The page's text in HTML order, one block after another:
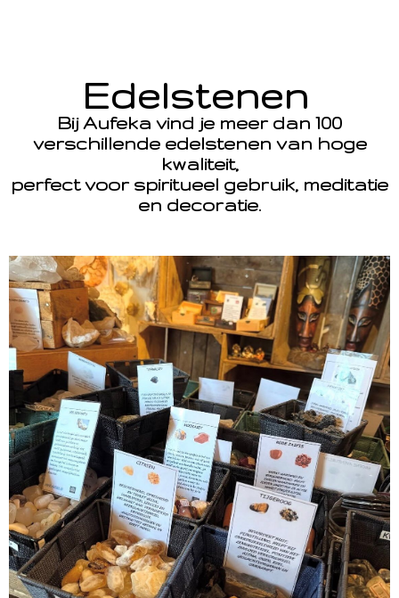
Edelstenen
Bij Aufeka vind je meer dan 100
verschillende edelstenen van hoge
kwaliteit,
perfect voor spiritueel gebruik, meditatie
en decoratie.